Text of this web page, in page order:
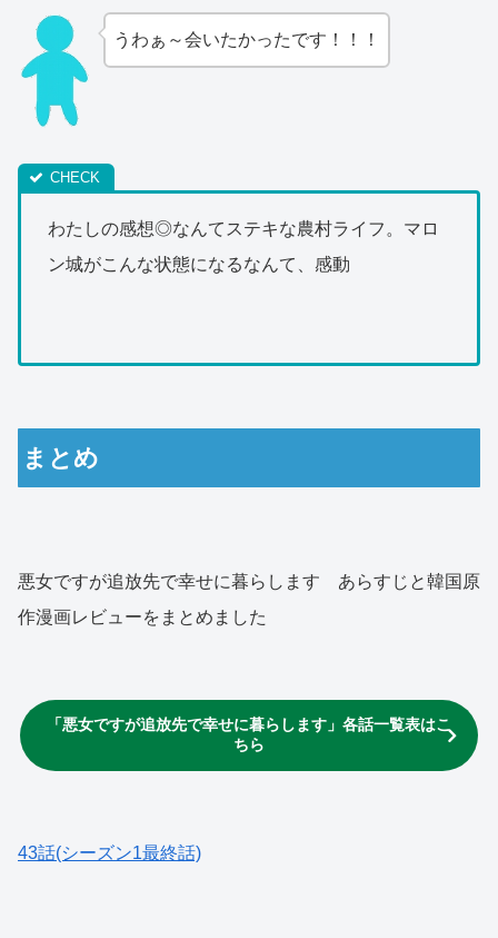
うわぁ～会いたかったです！！！
わたしの感想◎なんてステキな農村ライフ。マロ
ン城がこんな状態になるなんて、感動
まとめ
悪女ですが追放先で幸せに暮らします あらすじと韓国原
作漫画レビューをまとめました
「悪女ですが追放先で幸せに暮らします」各話一覧表はこ
ちら
43話(シーズン1最終話)